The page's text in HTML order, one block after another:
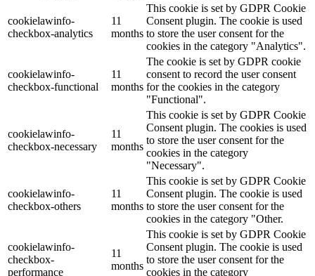
cookielawinfo-
checkbox-analytics
11
months
This cookie is set by GDPR Cookie
Consent plugin. The cookie is used
to store the user consent for the
cookies in the category "Analytics".
cookielawinfo-
checkbox-functional
11
months
The cookie is set by GDPR cookie
consent to record the user consent
for the cookies in the category
"Functional".
cookielawinfo-
checkbox-necessary
11
months
This cookie is set by GDPR Cookie
Consent plugin. The cookies is used
to store the user consent for the
cookies in the category
"Necessary".
cookielawinfo-
checkbox-others
11
months
This cookie is set by GDPR Cookie
Consent plugin. The cookie is used
to store the user consent for the
cookies in the category "Other.
cookielawinfo-
checkbox-
performance
11
months
This cookie is set by GDPR Cookie
Consent plugin. The cookie is used
to store the user consent for the
cookies in the category